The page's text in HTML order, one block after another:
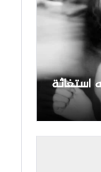
استغاثة